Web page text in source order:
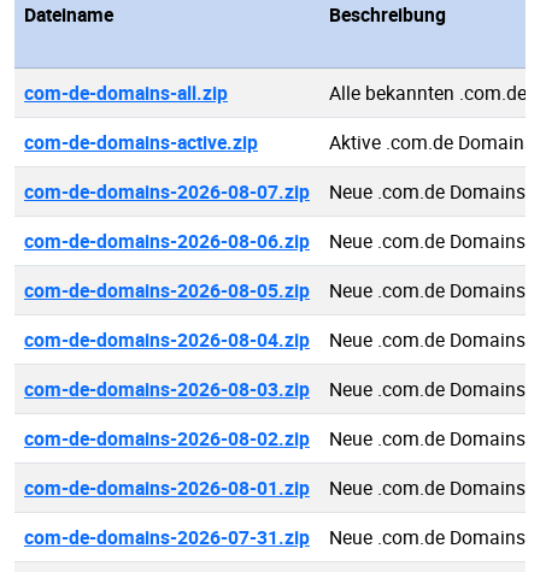
Dateiname Beschreibung
com-de-domains-all.zip
Alle bekannten .com.de
com-de-domains-active.zip
Aktive .com.de Domains
com-de-domains-2026-08-07.zip
Neue .com.de Domains
com-de-domains-2026-08-06.zip
Neue .com.de Domains
com-de-domains-2026-08-05.zip
Neue .com.de Domains
com-de-domains-2026-08-04.zip
Neue .com.de Domains
com-de-domains-2026-08-03.zip
Neue .com.de Domains
com-de-domains-2026-08-02.zip
Neue .com.de Domains
com-de-domains-2026-08-01.zip
Neue .com.de Domains
com-de-domains-2026-07-31.zip
Neue .com.de Domains